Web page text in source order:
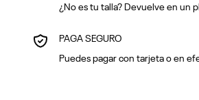
¿No es tu talla? Devuelve en un
PAGA SEGURO
Puedes pagar con tarjeta o en